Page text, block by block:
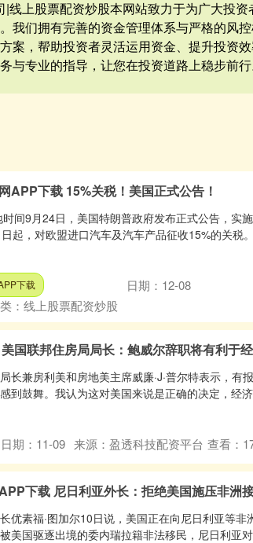
线上股票配资炒股本网站致力于为广大投
我们拥有完善的资金管理体系与严格的风
案，帮助投资者灵活运用资金、提升投资
与专业的指导，让您在投资道路上稳步前
APP下载 15%关税！美国正式公告！
间9月24日，美国特朗普政府发布正式公告，实
起，对欧盟进口汽车及汽车产品征收15%的关税
下载 日期：12-08
： 线上股票配资炒股
国联邦住房局局长：鲍威尔辞职将有利于
长兼房利美和房地美主席威廉·J·普尔特表示，有
到鼓舞。我认为这对美国来说是正确的决定，经
日期：11-09 来源：盈透科技配资平台 查看：
下载 尼日利亚外长：拒绝美国施压非洲
优素福·图加尔10日说，美国正在向尼日利亚等非
美国驱逐出境的委内瑞拉籍非法移民，尼日利亚